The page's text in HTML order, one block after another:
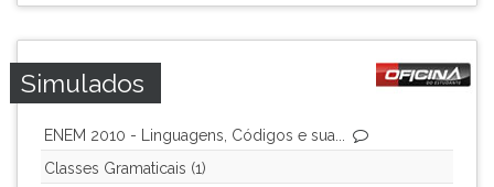
Simulados
ENEM 2010 - Linguagens, Códigos e sua...
Classes Gramaticais (1)